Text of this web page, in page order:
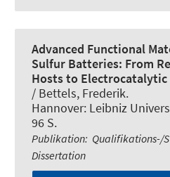
Advanced Functional
Sulfur Batteries: From
Hosts to Electrocatalytic
/ Bettels, Frederik.
Hannover: Leibniz
96 S.
Publikation: Qualifikations-/
Dissertation